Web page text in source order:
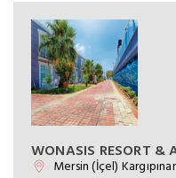
WONASIS RESORT &
Mersin (İçel)